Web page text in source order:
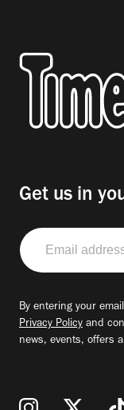
Get us in
Email
address
By entering your
Privacy Policy and
news, events, offers